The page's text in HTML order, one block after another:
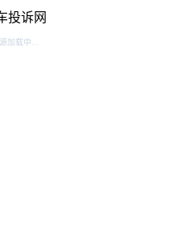
投诉网
加载中...